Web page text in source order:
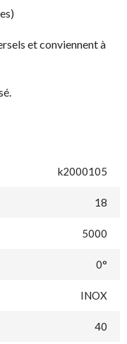
et conviennent à
k2000105
18
5000
0°
INOX
40